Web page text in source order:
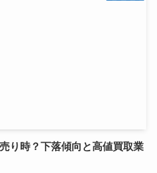
り時？下落傾向と高値買取業